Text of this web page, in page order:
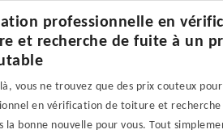
professionnelle en
et recherche de fuite à un
vous ne trouvez que des prix couteux
en vérification de toiture et recherche
la bonne nouvelle pour vous. Tout